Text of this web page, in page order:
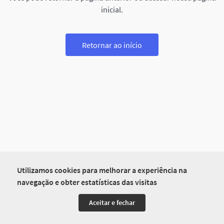
Utilizamos cookies para melhorar a experiência na
navegação e obter estatísticas das visitas
Aceitar e fechar
inicial.
Retornar ao início